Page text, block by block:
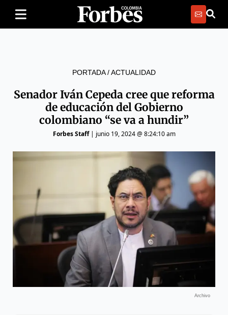
PORTADA/ACTUALIDAD
Senador Iván Cepeda cree que reforma
de educación del Gobierno
colombiano “se va a hundir”
Forbes Staff| junio 19, 2024 @ 8:24:10 am
Archivo